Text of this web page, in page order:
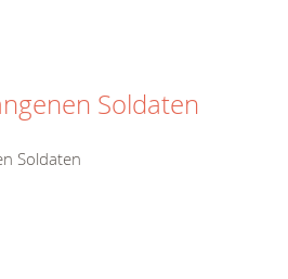
Soldaten
Soldaten